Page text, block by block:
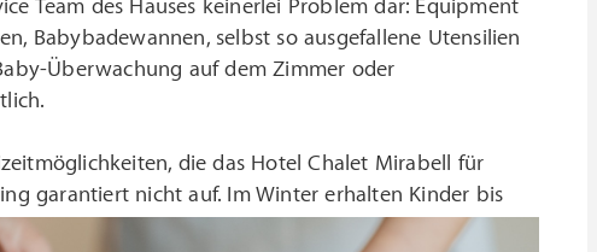
Team des Hauses keinerlei Problem dar: Equipment
Babybadewannen, selbst so ausgefallene Utensilien
Überwachung auf dem Zimmer oder
die das Hotel Chalet Mirabell für
garantiert nicht auf. Im Winter erhalten Kinder bis